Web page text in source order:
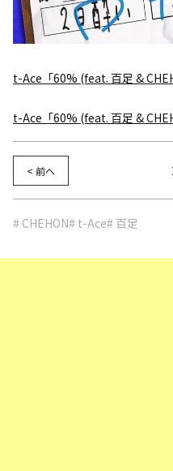
t-Ace「60% (feat. 百足 &
t-Ace「60% (feat. 百足 &
< 前へ
# CHEHON# t-Ace# 百足